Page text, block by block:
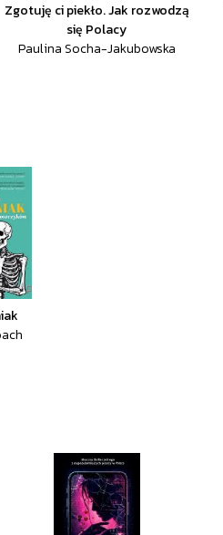
Zgotuję ci piekło. Jak rozwodzą
się Polacy
Paulina Socha-Jakubowska